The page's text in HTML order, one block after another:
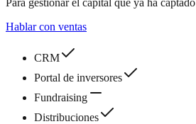
Hablar con ventas
CRM
Portal de inversores
Fundraising
Distribuciones